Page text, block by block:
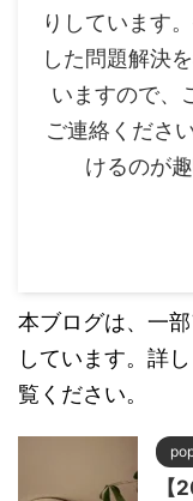
りしています
した問題解決
いますので、
ご連絡くださ
けるのが
本ブログは、一
しています。詳
覧ください。
【